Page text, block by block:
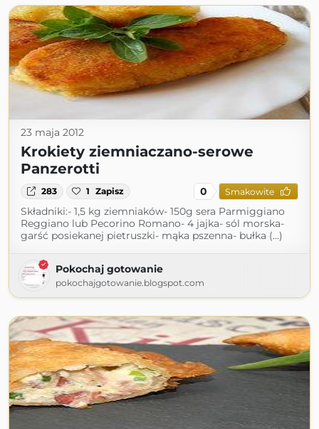
23 maja 2012
Krokiety ziemniaczano-serowe
Panzerotti
283 1 Zapisz 0 Smakowite
Składniki:- 1,5 kg ziemniaków- 150g sera Parmiggiano
Reggiano lub Pecorino Romano- 4 jajka- sól morska-
garść posiekanej pietruszki- mąka pszenna- bułka (...)
Pokochaj gotowanie
pokochajgotowanie.blogspot.com